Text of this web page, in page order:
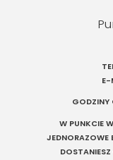
E-
GODZINY
W PUNKCIE
JEDNORAZOWE